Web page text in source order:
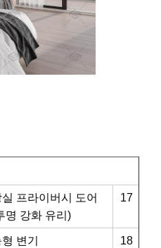
프라이버시 도어
명 강화 유리)
17
변기 18